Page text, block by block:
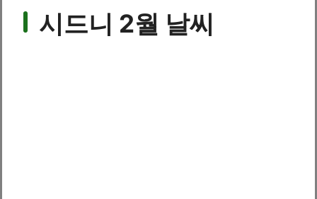
시드니 2월 날씨